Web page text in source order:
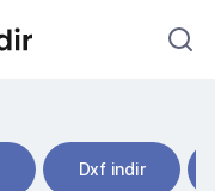
Dxf indir